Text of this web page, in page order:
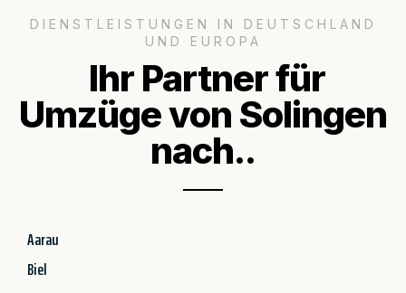
DIENSTLEISTUNGEN IN DEUTSCHLAND
UND EUROPA
Ihr Partner für
Umzüge von Solingen
nach..
Aarau
Biel